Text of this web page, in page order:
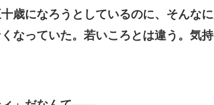
歳になろうとしているのに、そんな
なっていた。若いころとは違う。気